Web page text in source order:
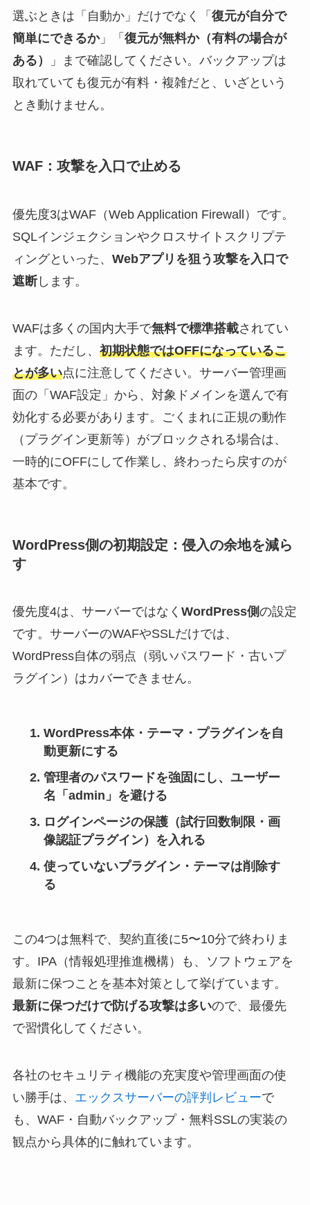
選ぶときは「自動か」だけでなく「 復元が自分で
簡単にできるか」「 復元が無料か（有料の場合が
ある）
」まで確認してください。バックアップは
取れていても復元が有料・複雑だと、いざという
とき動けません。
WAF：攻撃を入口で止める
優先度3はWAF（Web Application Firewall）です。
SQLインジェクションやクロスサイトスクリプテ
ィングといった、 Webアプリを狙う攻撃を入口で
遮断します。
WAFは多くの国内大手で無料で標準搭載されてい
ます。ただし、 初期状態ではOFFになっているこ
とが多い点に注意してください。サーバー管理画
面の「WAF設定」から、対象ドメインを選んで有
効化する必要があります。ごくまれに正規の動作
（プラグイン更新等）がブロックされる場合は、
一時的にOFFにして作業し、終わったら戻すのが
基本です。
WordPress側の初期設定：侵入の余地を減ら
す
優先度4は、サーバーではなく WordPress側の設定
です。サーバーのWAFやSSLだけでは、
WordPress自体の弱点（弱いパスワード・古いプ
ラグイン）はカバーできません。
WordPress本体・テーマ・プラグインを自
動更新にする
管理者のパスワードを強固にし、ユーザー
名「admin」を避ける
ログインページの保護（試行回数制限・画
像認証プラグイン）を入れる
使っていないプラグイン・テーマは削除す
る
この4つは無料で、契約直後に5〜10分で終わりま
す。IPA（情報処理推進機構）も、ソフトウェアを
最新に保つことを基本対策として挙げています。
最新に保つだけで防げる攻撃は多いので、最優先
で習慣化してください。
各社のセキュリティ機能の充実度や管理画面の使
い勝手は、 エックスサーバーの評判レビューで
も、WAF・自動バックアップ・無料SSLの実装の
観点から具体的に触れています。